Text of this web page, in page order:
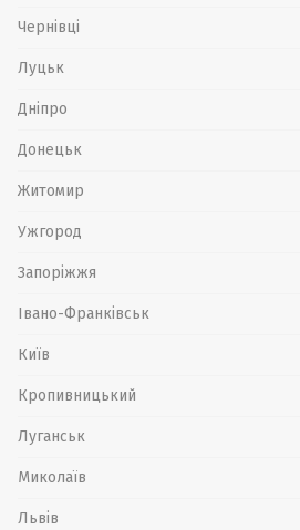
Чернівці
Луцьк
Дніпро
Донецьк
Житомир
Ужгород
Запоріжжя
Івано-Франківськ
Київ
Кропивницький
Луганськ
Миколаїв
Львів